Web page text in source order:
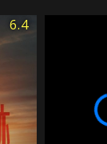
讓他們分
6.4